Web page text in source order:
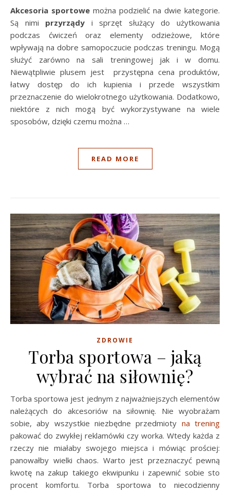
Akcesoria sportowe można podzielić na dwie kategorie.
Są nimi przyrządy i sprzęt służący do użytkowania
podczas ćwiczeń oraz elementy odzieżowe, które
wpływają na dobre samopoczucie podczas treningu. Mogą
służyć zarówno na sali treningowej jak i w domu.
Niewątpliwie plusem jest przystępna cena produktów,
łatwy dostęp do ich kupienia i przede wszystkim
przeznaczenie do wielokrotnego użytkowania. Dodatkowo,
niektóre z nich mogą być wykorzystywane na wiele
sposobów, dzięki czemu można …
READ MORE
ZDROWIE
Torba sportowa – jaką
wybrać na siłownię?
Torba sportowa jest jednym z najważniejszych elementów
należących do akcesoriów na siłownię. Nie wyobrażam
sobie, aby wszystkie niezbędne przedmioty na trening
pakować do zwykłej reklamówki czy worka. Wtedy każda z
rzeczy nie miałaby swojego miejsca i mówiąc prościej:
panowałby wielki chaos. Warto jest przeznaczyć pewną
kwotę na zakup takiego ekwipunku i zapewnić sobie sto
procent komfortu. Torba sportowa to niecodzienny